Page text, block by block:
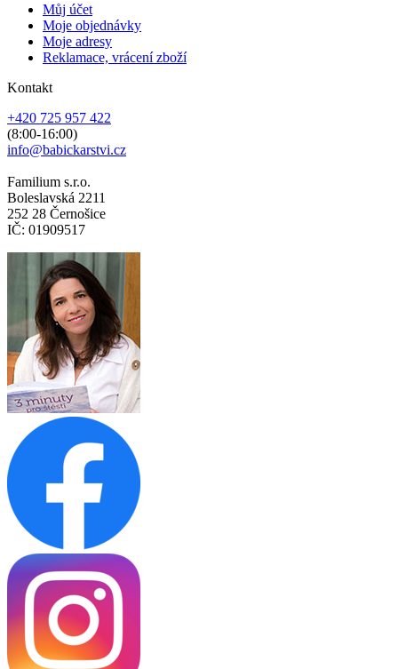
Můj účet
Moje objednávky
Moje adresy
Reklamace, vrácení zboží
Kontakt
+420 725 957 422
(8:00-16:00)
info@babickarstvi.cz
Familium s.r.o.
Boleslavská 2211
252 28 Černošice
IČ: 01909517